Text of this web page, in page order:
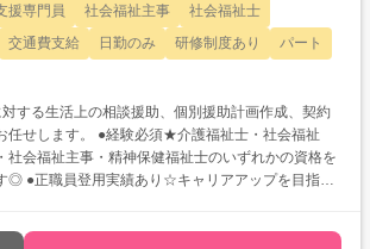
援専門員 社会福祉主事
社会福祉士
交通費支給 日勤のみ 研修制度あり
パート
する生活上の相談援助、個別援助計画作成、契約
任せします。 ●経験必須★介護福祉士・社会福祉
社会福祉主事・精神保健福祉士のいずれかの資格を
◎ ●正職員登用実績あり☆キャリアアップを目指し